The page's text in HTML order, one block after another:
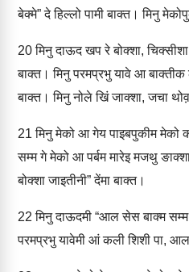
बेक्‍मे” दे हिल्‍लो पामी बाक्‍त। मिनु
20मिनु दाऊद खप रे बोक्‍शा,
बाक्‍त। मिनु परमप्रभु यावे आ
बाक्‍त। मिनु नोले खिं जाक्‍शा, जचा
21 मिनु मेको आ गेय पाइबपुकीम मेको
सम्‍म गे मेको आ पर्बम मारेइ मजथु
बोक्‍शा जाइतीनी” देंमा बाक्‍त।
22 मिनु दाऊदमी “आल सेस बाक्‍म सम्‍म
परमप्रभु यावेमी आं कली शिशी पा, आल